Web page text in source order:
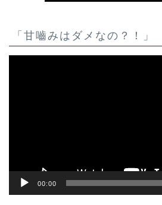
「甘嚙みはダメなの？！」
00:00